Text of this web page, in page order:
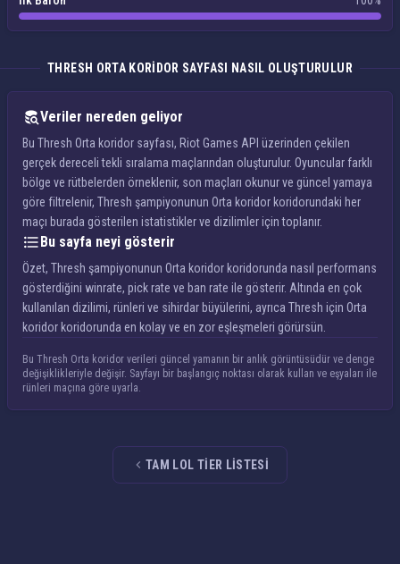
THRESH ORTA KORIDOR SAYFASI NASIL OLUŞTURULUR
Veriler nereden geliyor
Bu Thresh Orta koridor sayfası, Riot Games API üzerinden çekilen
gerçek dereceli tekli sıralama maçlarından oluşturulur. Oyuncular farklı
bölge ve rütbelerden örneklenir, son maçları okunur ve güncel yamaya
göre filtrelenir, Thresh şampiyonunun Orta koridor koridorundaki her
maçı burada gösterilen istatistikler ve dizilimler için toplanır.
Bu sayfa neyi gösterir
Özet, Thresh şampiyonunun Orta koridor koridorunda nasıl performans
gösterdiğini winrate, pick rate ve ban rate ile gösterir. Altında en çok
kullanılan dizilimi, rünleri ve sihirdar büyülerini, ayrıca Thresh için Orta
koridor koridorunda en kolay ve en zor eşleşmeleri görürsün.
Bu Thresh Orta koridor verileri güncel yamanın bir anlık görüntüsüdür ve denge
değişiklikleriyle değişir. Sayfayı bir başlangıç noktası olarak kullan ve eşyaları ile
rünleri maçına göre uyarla.
TAM LOL TIER LISTESI